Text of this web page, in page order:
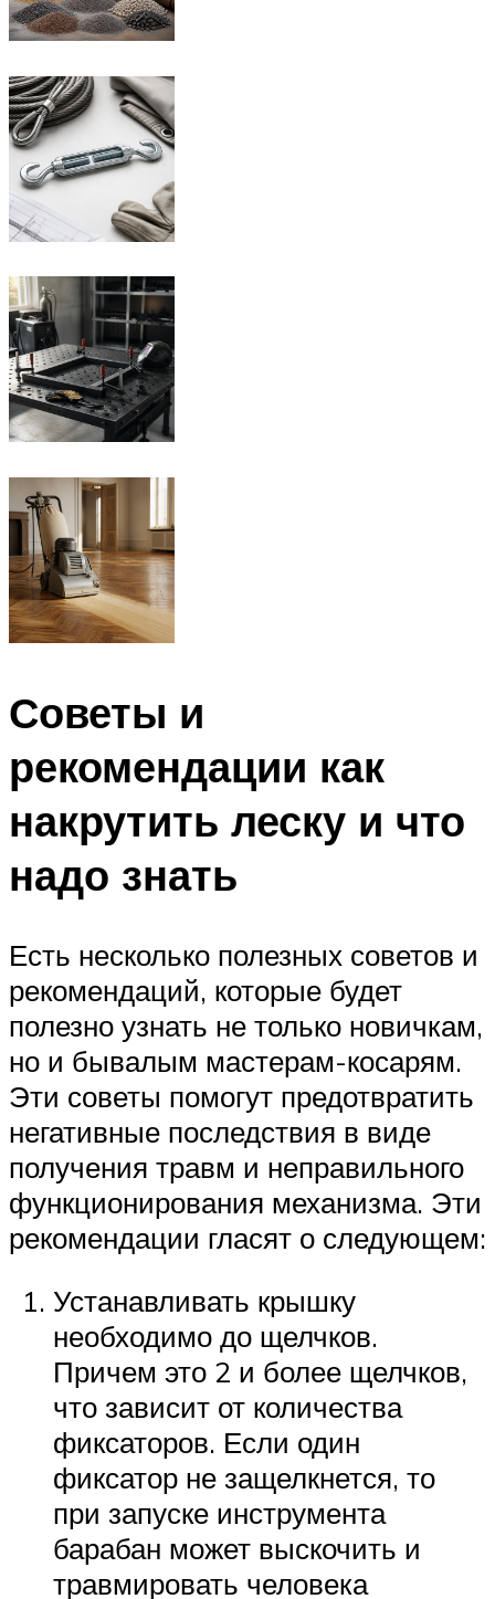
Советы и
рекомендации как
накрутить леску и что
надо знать
Есть несколько полезных советов и
рекомендаций, которые будет
полезно узнать не только новичкам,
но и бывалым мастерам-косарям.
Эти советы помогут предотвратить
негативные последствия в виде
получения травм и неправильного
функционирования механизма. Эти
рекомендации гласят о следующем:
Устанавливать крышку
необходимо до щелчков.
Причем это 2 и более щелчков,
что зависит от количества
фиксаторов. Если один
фиксатор не защелкнется, то
при запуске инструмента
барабан может выскочить и
травмировать человека